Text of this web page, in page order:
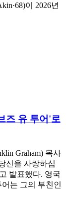
이 2026년
즈 유 투어'로
Graham) 목사
신을 사랑하십
발표했다. 영국
는 그의 부친인